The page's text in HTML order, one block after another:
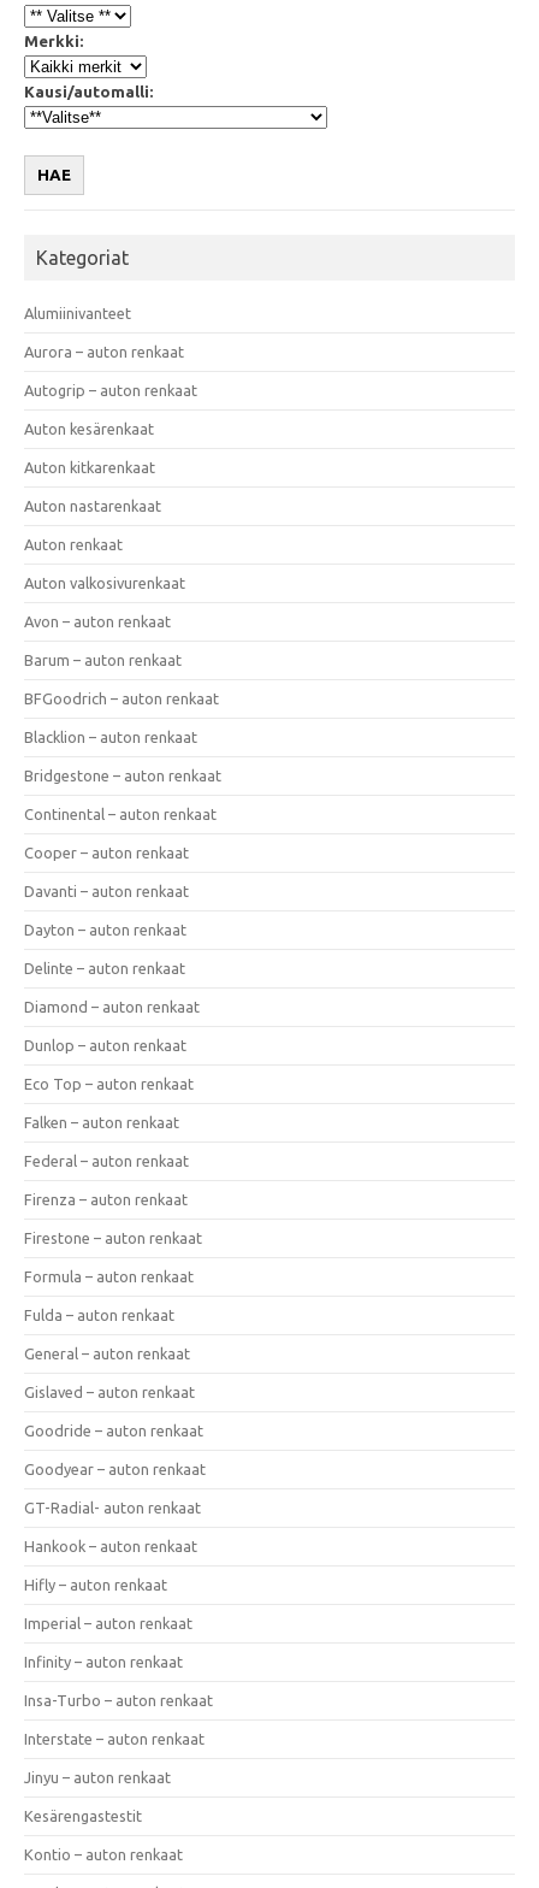
Merkki:
Kausi/automalli:
HAE
Kategoriat
Alumiinivanteet
Aurora – auton renkaat
Autogrip – auton renkaat
Auton kesärenkaat
Auton kitkarenkaat
Auton nastarenkaat
Auton renkaat
Auton valkosivurenkaat
Avon – auton renkaat
Barum – auton renkaat
BFGoodrich – auton renkaat
Blacklion – auton renkaat
Bridgestone – auton renkaat
Continental – auton renkaat
Cooper – auton renkaat
Davanti – auton renkaat
Dayton – auton renkaat
Delinte – auton renkaat
Diamond – auton renkaat
Dunlop – auton renkaat
Eco Top – auton renkaat
Falken – auton renkaat
Federal – auton renkaat
Firenza – auton renkaat
Firestone – auton renkaat
Formula – auton renkaat
Fulda – auton renkaat
General – auton renkaat
Gislaved – auton renkaat
Goodride – auton renkaat
Goodyear – auton renkaat
GT-Radial- auton renkaat
Hankook – auton renkaat
Hifly – auton renkaat
Imperial – auton renkaat
Infinity – auton renkaat
Insa-Turbo – auton renkaat
Interstate – auton renkaat
Jinyu – auton renkaat
Kesärengastestit
Kontio – auton renkaat